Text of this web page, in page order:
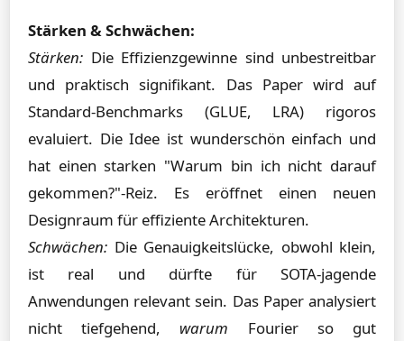
Stärken & Schwächen:
Stärken: Die Effizienzgewinne sind unbestreitbar
und praktisch signifikant. Das Paper wird auf
Standard-Benchmarks (GLUE, LRA) rigoros
evaluiert. Die Idee ist wunderschön einfach und
hat einen starken "Warum bin ich nicht darauf
gekommen?"-Reiz. Es eröffnet einen neuen
Designraum für effiziente Architekturen.
Schwächen: Die Genauigkeitslücke, obwohl klein,
ist real und dürfte für SOTA-jagende
Anwendungen relevant sein. Das Paper analysiert
nicht tiefgehend, warum Fourier so gut